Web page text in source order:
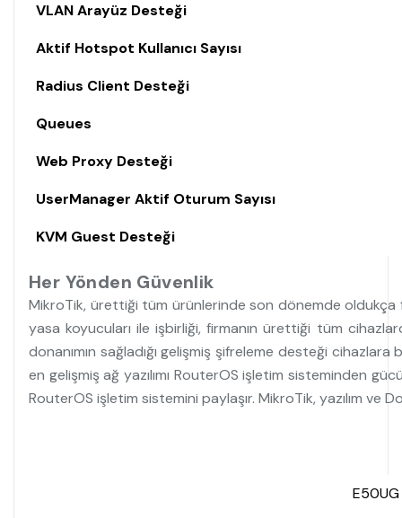
VLAN Arayüz Desteği
Aktif Hotspot Kullanıcı Sayısı
Radius Client Desteği
Queues
Web Proxy Desteği
UserManager Aktif Oturum Sayısı
KVM Guest Desteği
Her Yönden Güvenlik
MikroTik, ürettiği tüm ürünlerinde son dönemde oldukça
yasa koyucuları ile işbirliği, firmanın ürettiği tüm
donanımın sağladığı gelişmiş şifreleme desteği
en gelişmiş ağ yazılımı RouterOS işletim sisteminden
RouterOS işletim sistemini paylaşır. MikroTik, yazılım ve
E50UG